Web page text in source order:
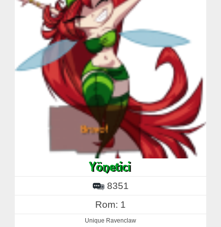
8351
Rom: 1
Unique Ravenclaw